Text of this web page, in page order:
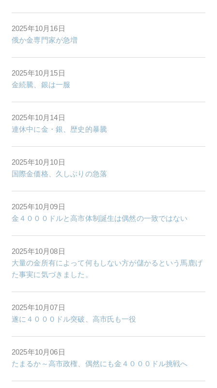
2025年10月16日
俄か金専門家が急増
2025年10月15日
金続騰、銀は一服
2025年10月14日
連休中に金・銀、歴史的暴騰
2025年10月10日
国際金価格、久しぶりの急落
2025年10月09日
金４０００ドルと高市体制誕生は偶然の一致ではない
2025年10月08日
大量の金所有によって何もしない方が儲かるという馬鹿げ
た事実に気づきました。
2025年10月07日
遂に４０００ドル突破、高市氏も一役
2025年10月06日
たまるか～高市政権、偶然にも金４０００ドル挑戦へ